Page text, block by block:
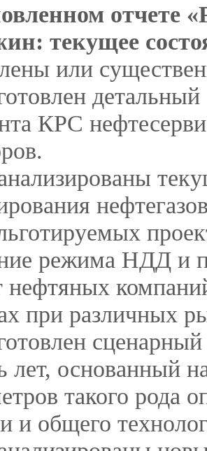
отчете
текущее
или
КРС
режима НДД и
нефтяных
при различных
лет, основанный
такого рода
и общего